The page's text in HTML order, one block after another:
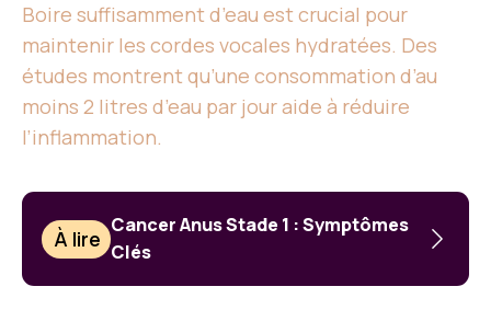
Boire suffisamment d’eau est crucial pour
maintenir les cordes vocales hydratées. Des
études montrent qu’une consommation d’au
moins 2 litres d’eau par jour aide à réduire
l’inflammation.
À lire
Cancer Anus Stade 1 : Symptômes
Clés